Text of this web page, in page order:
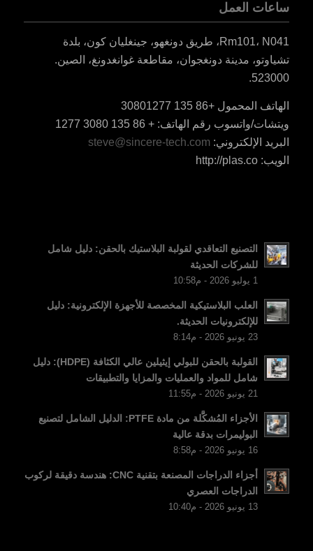
ساعات العمل
Rm101، N041، طريق دونغهو، جينغليان كون، بلدة
تشياوتو، مدينة دونغجوان، مقاطعة غوانغدونغ، الصين.
523000.
الهاتف المحمول +86 135 30801277
ويتشات/واتسوب رقم الهاتف: + 86 135 3080 1277
البريد الإلكتروني: steve@sincere-tech.com
الويب: http://plas.co
التصنيع التعاقدي لقولبة البلاستيك بالحقن: دليل شامل
للشركات الحديثة
1 يوليو 2026 - م10:58
العلب البلاستيكية المخصصة للأجهزة الإلكترونية: دليل
للإلكترونيات الحديثة.
23 يونيو 2026 - م8:14
القولبة بالحقن للبولي إيثيلين عالي الكثافة (HDPE): دليل
شامل للمواد والعمليات والمزايا والتطبيقات
21 يونيو 2026 - م11:55
الأجزاء المُشكَّلة من مادة PTFE: الدليل الشامل لتصنيع
البوليمرات بدقة عالية
16 يونيو 2026 - م8:58
أجزاء الدراجات المصنعة بتقنية CNC: هندسة دقيقة لركوب
الدراجات العصري
13 يونيو 2026 - م10:40
RU
JA
FI